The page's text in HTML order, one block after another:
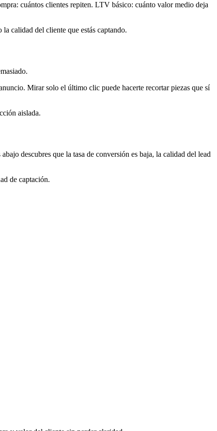
cuántos clientes repiten. LTV básico: cuánto valor medio deja
calidad del cliente que estás captando.
Mirar solo el último clic puede hacerte recortar piezas que sí
aislada.
descubres que la tasa de conversión es baja, la calidad del lead
de captación.